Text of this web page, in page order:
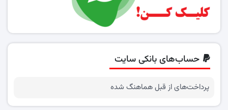
حساب‌های بانکی سایت
پرداخت‌های از قبل هماهنگ شده